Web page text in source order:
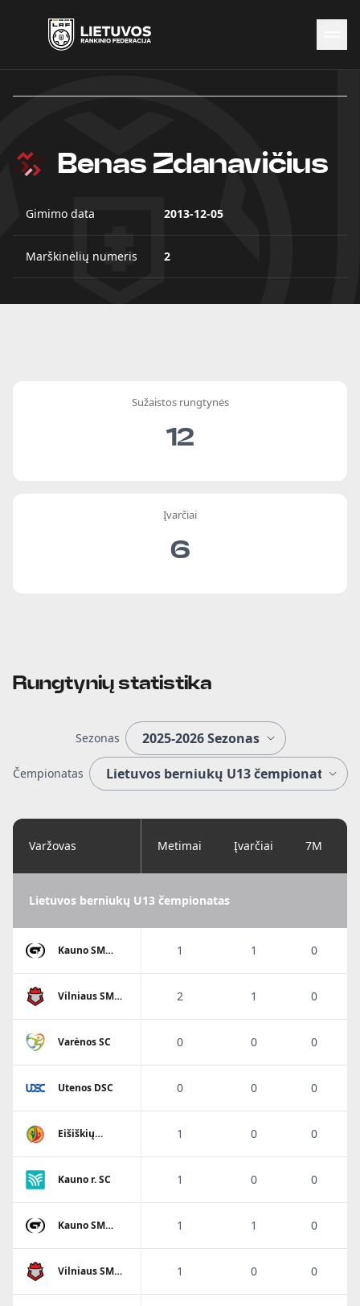
Naujienos
Čempionatai
KontaktaiBenas Zdanavičius
Gimimo data 2013-12-05
Marškinėlių numeris 2
Sužaistos rungtynės
12
Įvarčiai
6
Rungtynių statistika
Sezonas
Čempionatas
Varžovas Metimai Įvarčiai 7M
Lietuvos berniukų U13 čempionatas
Kauno SM
1 1 0
Vilniaus SM
tauras
2 1 0
Varėnos SC 0 0 0
Utenos DSC 0 0 0
Eišiškių
SM
1 0 0
Kauno r. SC 1 0 0
Kauno SM
1 1 0
Vilniaus SM
tauras
1 0 0